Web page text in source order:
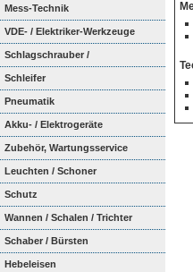
Mess-Technik
VDE- / Elektriker-Werkzeuge
Schlagschrauber /
Ratschenschra...
Schleifer
Pneumatik
Akku- / Elektrogeräte
Zubehör, Wartungsservice
Leuchten / Schoner
Schutz
Wannen / Schalen / Trichter
Schaber / Bürsten
Hebeleisen